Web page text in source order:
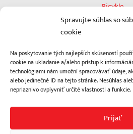
Spravujte súhlas so
cookie
Na poskytovanie tých najlepších skúseností
cookie na ukladanie a/alebo prístup k
technológiami nám umožní spracovávať údaje,
alebo jedinečné ID na tejto stránke. Nesúhlas
nepriaznivo ovplyvniť určité vlastnosti a funkcie.
Prijať
Bicykle
Rámy
Doplnky
Omotávky
Bazár